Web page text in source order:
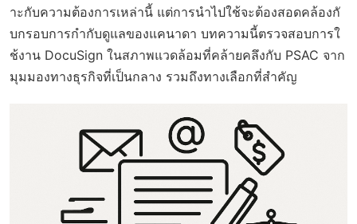
าะกับความต้องการเหล่านี้ แต่การนำไปใช้จะต้องสอดคล้องกั
บกรอบการกำกับดูแลของแคนาดา บทความนี้ตรวจสอบการใ
ช้งาน DocuSign ในสภาพแวดล้อมที่คล้ายคลึงกับ PSAC จาก
มุมมองทางธุรกิจที่เป็นกลาง รวมถึงทางเลือกที่สำคัญ